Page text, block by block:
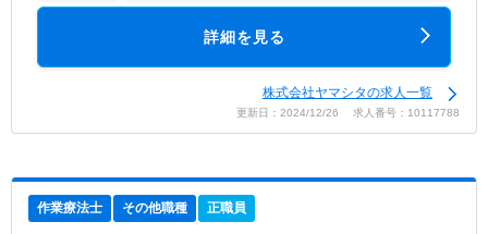
詳細を見る
株式会社ヤマシタの求人一覧
更新日：2024/12/26 求人番号：10117788
作業療法士 その他職種 正職員